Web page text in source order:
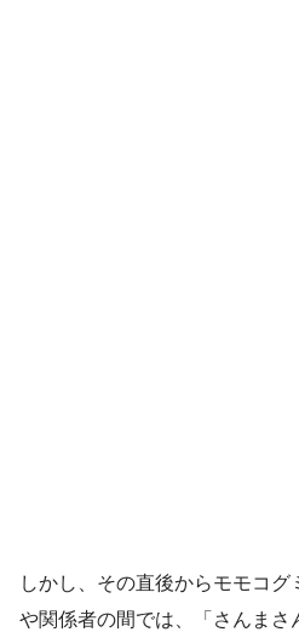
しかし、その直後からモモコ
や関係者の間では、「さんまさ